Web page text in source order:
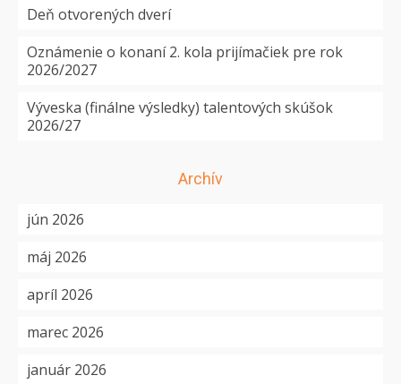
Deň otvorených dverí
Oznámenie o konaní 2. kola prijímačiek pre rok
2026/2027
Výveska (finálne výsledky) talentových skúšok
2026/27
Archív
jún 2026
máj 2026
apríl 2026
marec 2026
január 2026